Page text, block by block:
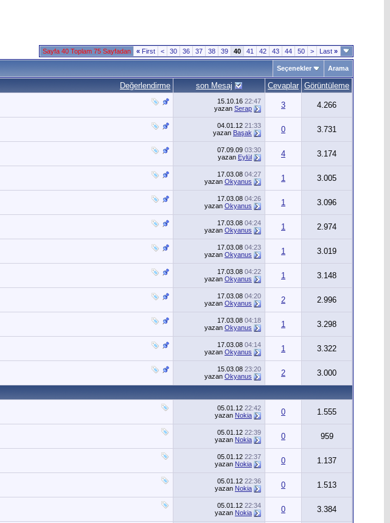
Sayfa 40 Toplam 75 Sayfadan « First < 30 36 37 38 39 40 41 42 43 44 50 > Last »
Seçenekler Arama
Değerlendirme son Mesaj Cevaplar Görüntüleme
15.10.16 22:47
yazan Serap 3 4.266
04.01.12 21:33
yazan Başak 0 3.731
07.09.09 03:30
yazan Eylül 4 3.174
17.03.08 04:27
yazan Okyanus 1 3.005
17.03.08 04:26
yazan Okyanus 1 3.096
17.03.08 04:24
yazan Okyanus 1 2.974
17.03.08 04:23
yazan Okyanus 1 3.019
17.03.08 04:22
yazan Okyanus 1 3.148
17.03.08 04:20
yazan Okyanus 2 2.996
17.03.08 04:18
yazan Okyanus 1 3.298
17.03.08 04:14
yazan Okyanus 1 3.322
15.03.08 23:20
yazan Okyanus 2 3.000
05.01.12 22:42
yazan Nokia 0 1.555
05.01.12 22:39
yazan Nokia 0 959
05.01.12 22:37
yazan Nokia 0 1.137
05.01.12 22:36
yazan Nokia 0 1.513
05.01.12 22:34
yazan Nokia 0 3.384